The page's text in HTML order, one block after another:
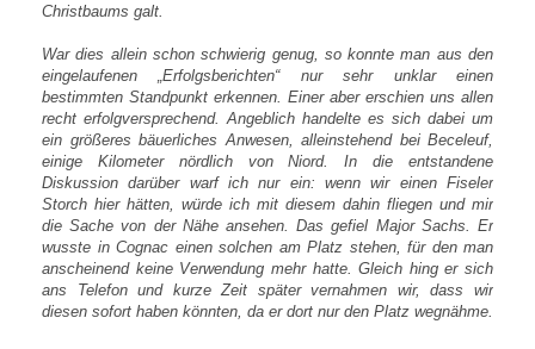
Christbaums galt.
War dies allein schon schwierig genug, so konnte man aus den
eingelaufenen „Erfolgsberichten“ nur sehr unklar einen
bestimmten Standpunkt erkennen. Einer aber erschien uns allen
recht erfolgversprechend. Angeblich handelte es sich dabei um
ein größeres bäuerliches Anwesen, alleinstehend bei Beceleuf,
einige Kilometer nördlich von Niord. In die entstandene
Diskussion darüber warf ich nur ein: wenn wir einen Fiseler
Storch hier hätten, würde ich mit diesem dahin fliegen und mir
die Sache von der Nähe ansehen. Das gefiel Major Sachs. Er
wusste in Cognac einen solchen am Platz stehen, für den man
anscheinend keine Verwendung mehr hatte. Gleich hing er sich
ans Telefon und kurze Zeit später vernahmen wir, dass wir
diesen sofort haben könnten, da er dort nur den Platz wegnähme.